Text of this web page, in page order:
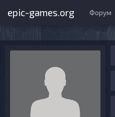
epic-games.org Форум